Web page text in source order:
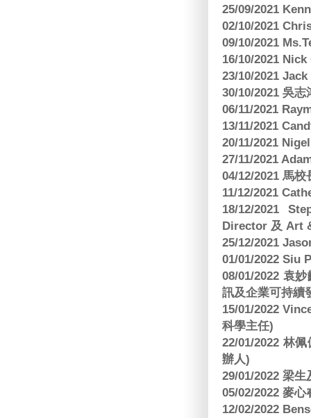
25/09/2021
02/10/2021
09/10/2021
16/10/2021
23/10/2021
30/10/2021 吳
06/11/2021
13/11/2021
20/11/2021
27/11/2021
04/12/2021 馬
11/12/2021
18/12/2021
Director 及 Art
25/12/2021
01/01/2022 Siu
08/01/2022 袁
訊及企業可持續
15/01/2022
科學主任)
22/01/2022 林
辦人)
29/01/2022 梁
05/02/2022 麥
12/02/2022